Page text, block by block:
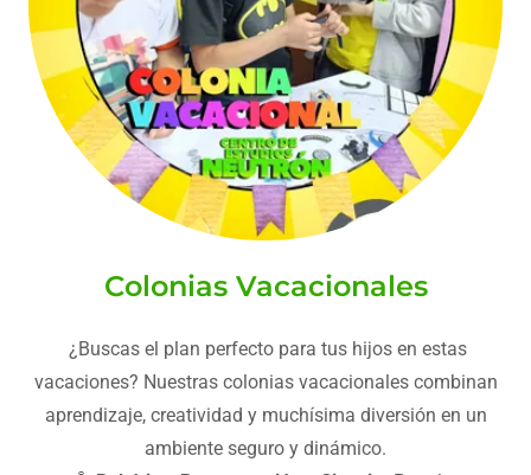
Colonias Vacacionales
¿Buscas el plan perfecto para tus hijos en estas
vacaciones? Nuestras colonias vacacionales combinan
aprendizaje, creatividad y muchísima diversión en un
ambiente seguro y dinámico.